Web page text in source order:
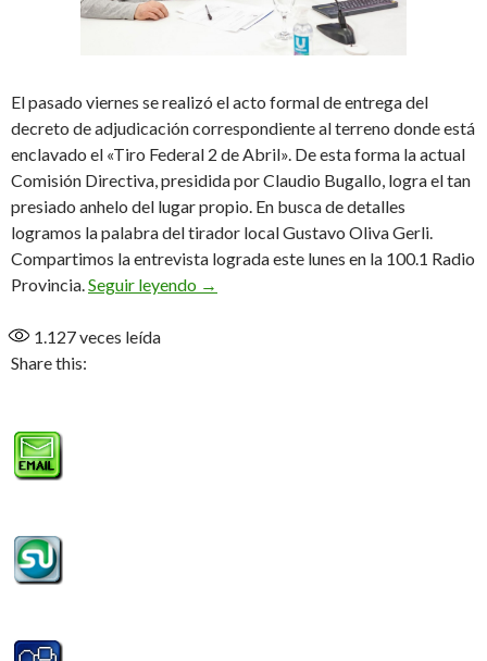
El pasado viernes se realizó el acto formal de entrega del
decreto de adjudicación correspondiente al terreno donde está
enclavado el «Tiro Federal 2 de Abril». De esta forma la actual
Comisión Directiva, presidida por Claudio Bugallo, logra el tan
presiado anhelo del lugar propio. En busca de detalles
logramos la palabra del tirador local Gustavo Oliva Gerli.
Compartimos la entrevista lograda este lunes en la 100.1 Radio
Provincia.Seguir leyendo «Esto se logró por la gran
→
1.127veces leída
Share this: